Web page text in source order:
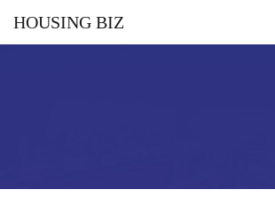
HOUSING BIZ